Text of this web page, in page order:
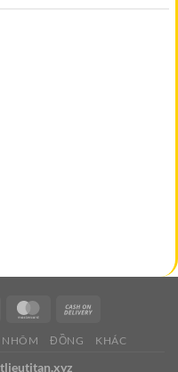
NHÔM ĐỒNG KHÁC